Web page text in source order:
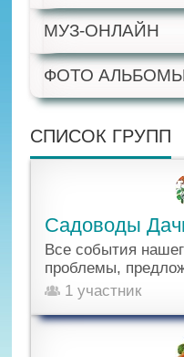
МУЗ-ОНЛАЙН
ФОТО
СПИСОК ГРУПП
Садоводы
Все события
проблемы,
1 участник